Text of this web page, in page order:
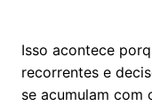
Isso acontece
recorrentes e
se acumulam com